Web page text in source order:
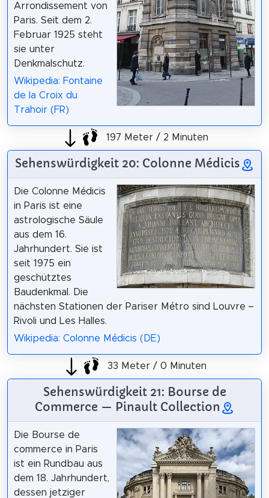
Arrondissement von
Paris. Seit dem 2.
Februar 1925 steht
sie unter
Denkmalschutz.
Wikipedia: Fontaine
de la Croix du
Trahoir (FR)
197 Meter / 2 Minuten
Sehenswürdigkeit 20: Colonne Médicis
Die Colonne Médicis
in Paris ist eine
astrologische Säule
aus dem 16.
Jahrhundert. Sie ist
seit 1975 ein
geschütztes
Baudenkmal. Die
nächsten Stationen der Pariser Métro sind Louvre –
Rivoli und Les Halles.
Wikipedia: Colonne Médicis (DE)
33 Meter / 0 Minuten
Sehenswürdigkeit 21: Bourse de
Commerce — Pinault Collection
Die Bourse de
commerce in Paris
ist ein Rundbau aus
dem 18. Jahrhundert,
dessen jetziger